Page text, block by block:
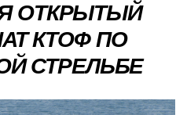
ОТКРЫТЫЙ
КТОФ ПО
СТРЕЛЬБЕ